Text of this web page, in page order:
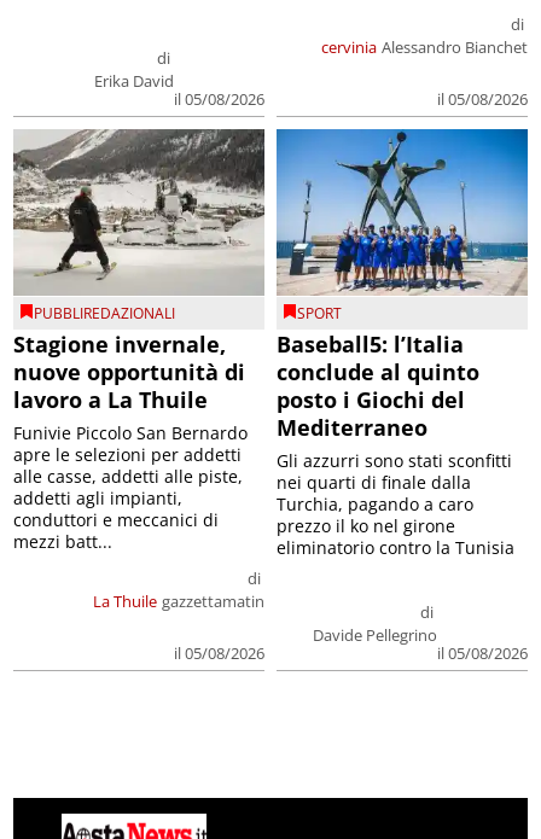
di
Erika David
il 05/08/2026
cervinia
di
Alessandro Bianchet
il 05/08/2026
PUBBLIREDAZIONALI
Stagione invernale,
nuove opportunità di
lavoro a La Thuile
La Thuile
di
gazzettamatin
il 05/08/2026
Funivie Piccolo San Bernardo
apre le selezioni per addetti
alle casse, addetti alle piste,
addetti agli impianti,
conduttori e meccanici di
mezzi batt...
SPORT
Baseball5: l’Italia
conclude al quinto
posto i Giochi del
Mediterraneo
di
Davide Pellegrino
il 05/08/2026
Gli azzurri sono stati sconfitti
nei quarti di finale dalla
Turchia, pagando a caro
prezzo il ko nel girone
eliminatorio contro la Tunisia